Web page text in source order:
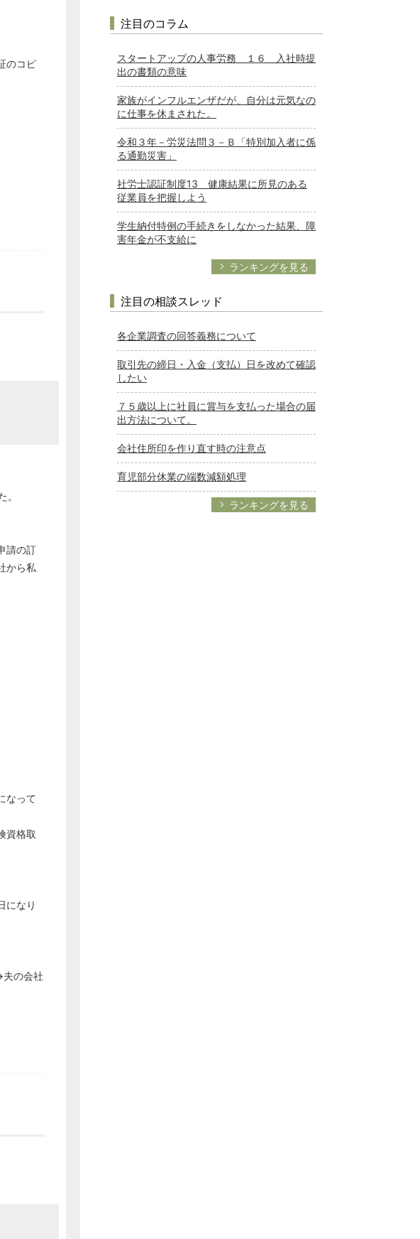
のコピ
請の訂
から私
なって
資格取
になり
の会社
注目のコラム
スタートアップの人事労務 １６ 入社時提
出の書類の意味
家族がインフルエンザだが、自分は元気なの
に仕事を休まされた。
令和３年－労災法問３－Ｂ「特別加入者に係
る通勤災害」
社労士認証制度13 健康結果に所見のある
従業員を把握しよう
学生納付特例の手続きをしなかった結果、障
害年金が不支給に
ランキングを見る
注目の相談スレッド
各企業調査の回答義務について
取引先の締日・入金（支払）日を改めて確認
したい
７５歳以上に社員に賞与を支払った場合の届
出方法について。
会社住所印を作り直す時の注意点
育児部分休業の端数減額処理
ランキングを見る